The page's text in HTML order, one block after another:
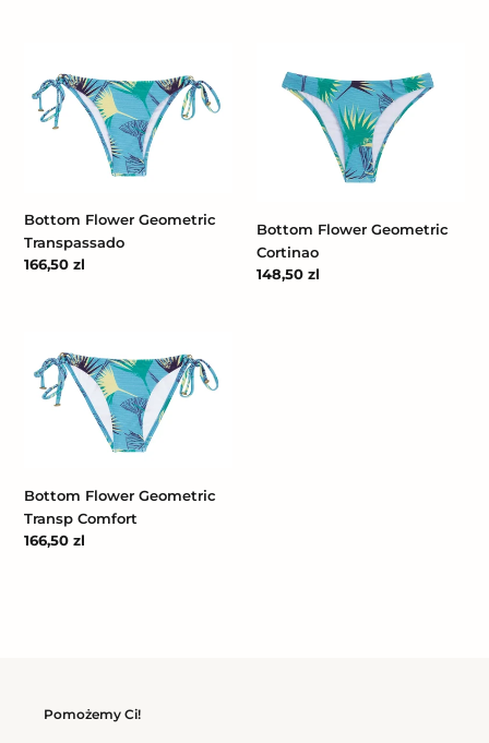
Flower
Geometric
Transpassado
Bottom Flower Geometric
Transpassado
Cena
166,50 zl
Flower
Geometric
Cortinao
Bottom Flower Geometric
Cortinao
Cena
148,50 zl
Flower
Geometric
Transp
Bottom Flower Geometric
Transp Comfort
Cena
166,50 zl
Pomożemy Ci!